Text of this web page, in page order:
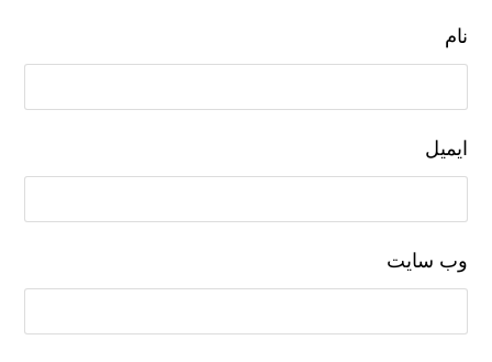
نام
ایمیل
وب‌ سایت